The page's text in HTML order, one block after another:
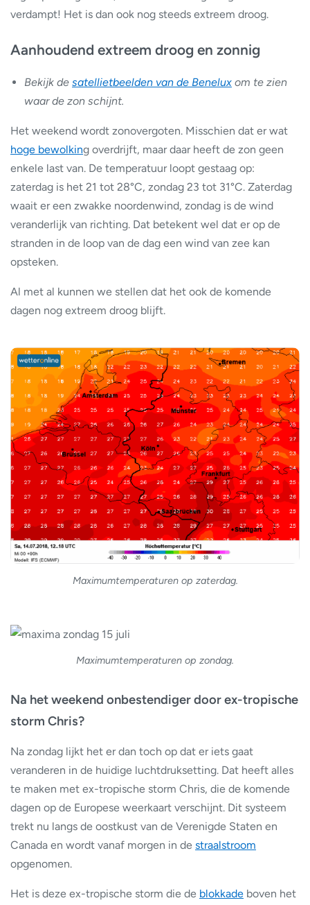
verdampt! Het is dan ook nog steeds extreem droog.
Aanhoudend extreem droog en zonnig
Bekijk de satellietbeelden van de Benelux om te zien
waar de zon schijnt.
Het weekend wordt zonovergoten. Misschien dat er wat
hoge bewolking overdrijft, maar daar heeft de zon geen
enkele last van. De temperatuur loopt gestaag op:
zaterdag is het 21 tot 28°C, zondag 23 tot 31°C. Zaterdag
waait er een zwakke noordenwind, zondag is de wind
veranderlijk van richting. Dat betekent wel dat er op de
stranden in de loop van de dag een wind van zee kan
opsteken.
Al met al kunnen we stellen dat het ook de komende
dagen nog extreem droog blijft.
Maximumtemperaturen op zaterdag.
Maximumtemperaturen op zondag.
Na het weekend onbestendiger door ex-tropische
storm Chris?
Na zondag lijkt het er dan toch op dat er iets gaat
veranderen in de huidige luchtdruksetting. Dat heeft alles
te maken met ex-tropische storm Chris, die de komende
dagen op de Europese weerkaart verschijnt. Dit systeem
trekt nu langs de oostkust van de Verenigde Staten en
Canada en wordt vanaf morgen in de straalstroom
opgenomen.
Het is deze ex-tropische storm die de blokkade boven het